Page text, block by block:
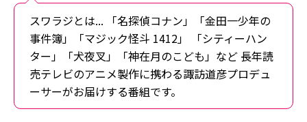
スワラジとは... 「名探偵コナン」「金田一少年の
事件簿」「マジック怪斗 1412」 「シティーハン
ター」「犬夜叉」「神在月のこども」など 長年読
売テレビのアニメ製作に携わる諏訪道彦プロデュ
ーサーがお届けする番組です。